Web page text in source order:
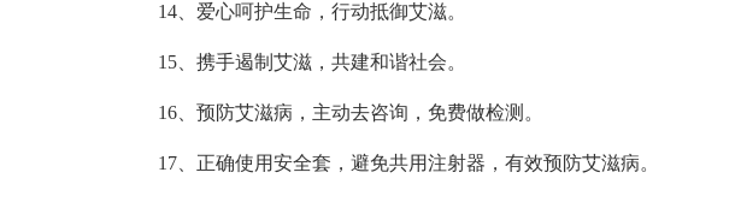
14、爱心呵护生命，行动抵御艾滋。
15、携手遏制艾滋，共建和谐社会。
16、预防艾滋病，主动去咨询，免费做检测。
17、正确使用安全套，避免共用注射器，有效预防艾滋病。